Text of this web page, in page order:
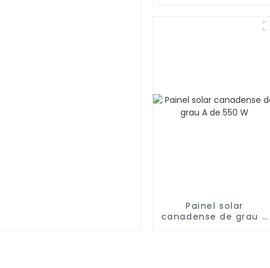
570 W de vidro duplo
Jinko JKM570N-72HL
Painel solar
canadense de grau A